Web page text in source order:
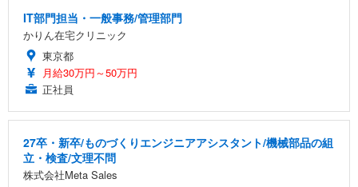
IT部門担当・一般事務/管理部門
かりん在宅クリニック
東京都
月給30万円～50万円
正社員
27卒・新卒/ものづくりエンジニアアシスタント/機械部品の組
立・検査/文理不問
株式会社Meta Sales